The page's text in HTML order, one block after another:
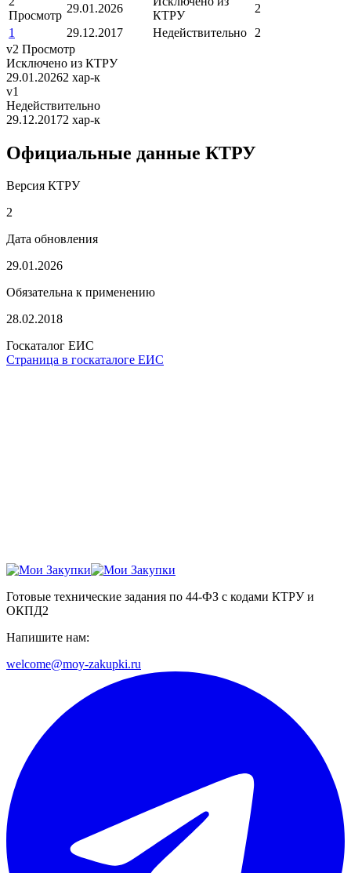
Просмотр
29.01.2026
КТРУ
2
1
29.12.2017 Недействительно
2
v2 Просмотр
Исключено из КТРУ
29.01.20262 хар-к
v1
Недействительно
29.12.20172 хар-к
Официальные данные КТРУ
Версия КТРУ
2
Дата обновления
29.01.2026
Обязательна к применению
28.02.2018
Госкаталог ЕИС
Страница в госкаталоге ЕИС
Готовые технические задания по 44-ФЗ с кодами КТРУ и
ОКПД2
Напишите нам:
welcome@moy-zakupki.ru